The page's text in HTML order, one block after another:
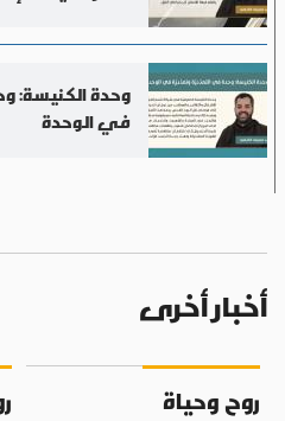
وحدة الكنيسة:
في الوحدة
أخبار أخرى
روح وحياة